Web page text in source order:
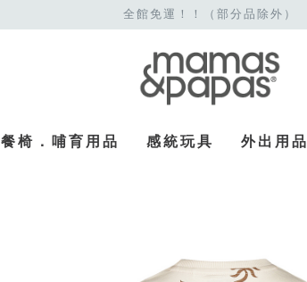
全館免運！！（部分品除外）
餐椅．哺育用品 感統玩具 外出用品